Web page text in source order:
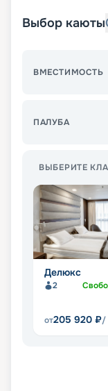
Выбор каюты
ВМЕСТИМОСТЬ
ПАЛУБА
ВЫБЕРИТЕ
Делюкс
2
от205 920 ₽/